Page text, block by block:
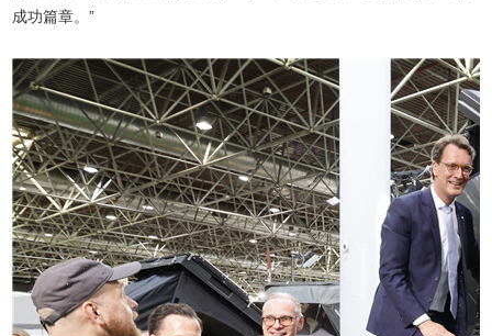
成功篇章。”